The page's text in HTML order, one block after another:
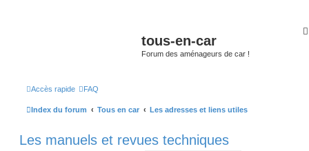
tous-en-car
Forum des aménageurs de car !
Accès rapide FAQ
Index du forum Tous en car Les adresses et liens utiles
Les manuels et revues techniques